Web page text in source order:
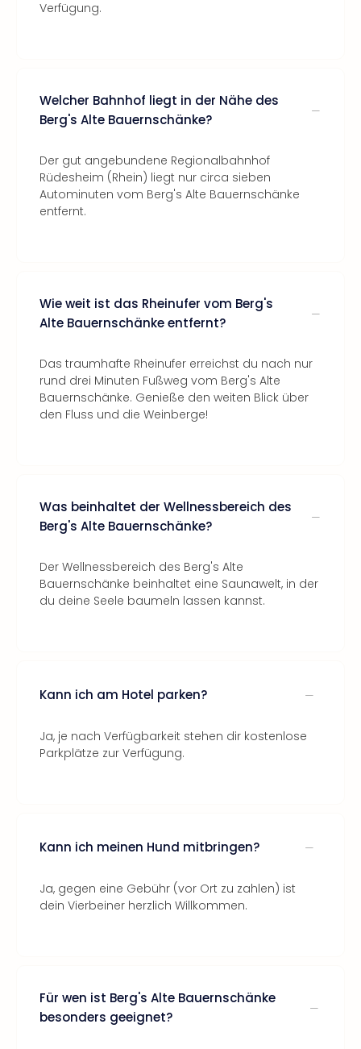
Verfügung.
Welcher Bahnhof liegt in der Nähe des
Berg's Alte Bauernschänke?
Der gut angebundene Regionalbahnhof
Rüdesheim (Rhein) liegt nur circa sieben
Autominuten vom Berg's Alte Bauernschänke
entfernt.
Wie weit ist das Rheinufer vom Berg's
Alte Bauernschänke entfernt?
Das traumhafte Rheinufer erreichst du nach nur
rund drei Minuten Fußweg vom Berg's Alte
Bauernschänke. Genieße den weiten Blick über
den Fluss und die Weinberge!
Was beinhaltet der Wellnessbereich des
Berg's Alte Bauernschänke?
Der Wellnessbereich des Berg's Alte
Bauernschänke beinhaltet eine Saunawelt, in der
du deine Seele baumeln lassen kannst.
Kann ich am Hotel parken?
Ja, je nach Verfügbarkeit stehen dir kostenlose
Parkplätze zur Verfügung.
Kann ich meinen Hund mitbringen?
Ja, gegen eine Gebühr (vor Ort zu zahlen) ist
dein Vierbeiner herzlich Willkommen.
Für wen ist Berg's Alte Bauernschänke
besonders geeignet?